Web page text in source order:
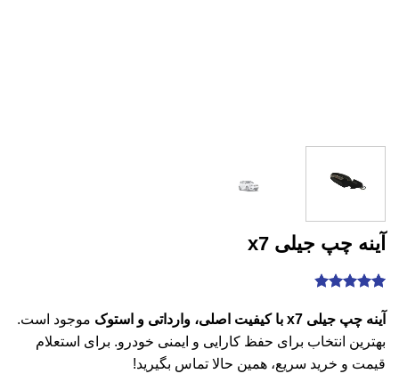
آینه چپ جیلی x7
4.8
از 5
در
امتیازدهی
مشتری
آینه چپ جیلی x7 با کیفیت اصلی، وارداتی و استوک
موجود است.
بهترین انتخاب برای حفظ کارایی و ایمنی خودرو. برای استعلام
قیمت و خرید سریع، همین حالا تماس بگیرید!